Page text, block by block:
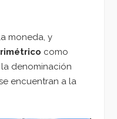
moneda, y
como
denominación
se encuentran a la